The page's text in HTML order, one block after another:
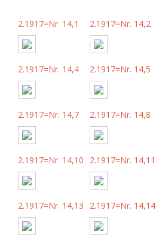
2.1917=Nr. 14,1 2.1917=Nr. 14,2
2.1917=Nr. 14,4 2.1917=Nr. 14,5
2.1917=Nr. 14,7 2.1917=Nr. 14,8
2.1917=Nr. 14,10 2.1917=Nr. 14,11
2.1917=Nr. 14,13 2.1917=Nr. 14,14